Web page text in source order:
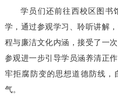
学员们还前往西校区图书
学，通过参观学习、聆听讲解
程与廉洁文化内涵，接受了一
参观进一步引导学员涵养清正
牢拒腐防变的思想道德防线，
气。